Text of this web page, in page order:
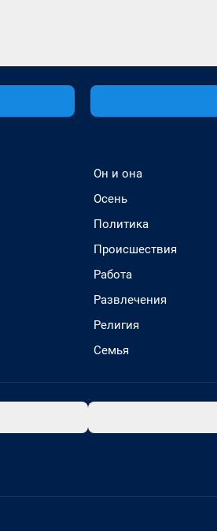
Он и она
Осень
Политика
Происшествия
Работа
Развлечения
Религия
Семья